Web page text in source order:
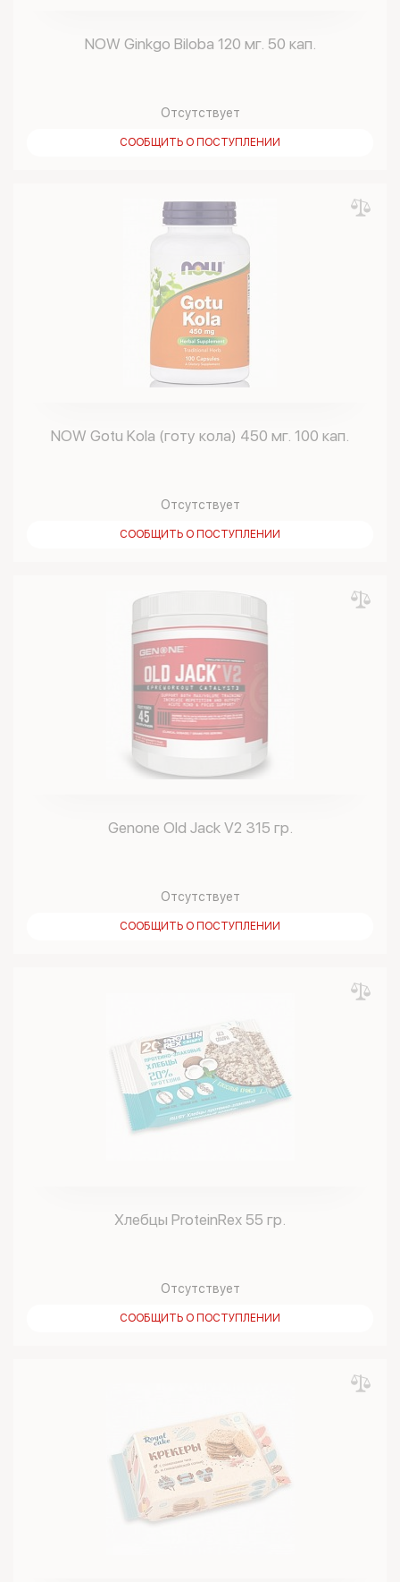
NOW Ginkgo Biloba 120 мг. 50 кап.
Отсутствует
СООБЩИТЬ О ПОСТУПЛЕНИИ
NOW Gotu Kola (готу кола) 450 мг. 100 кап.
Отсутствует
СООБЩИТЬ О ПОСТУПЛЕНИИ
Genone Old Jack V2 315 гр.
Отсутствует
СООБЩИТЬ О ПОСТУПЛЕНИИ
Хлебцы ProteinRex 55 гр.
Отсутствует
СООБЩИТЬ О ПОСТУПЛЕНИИ